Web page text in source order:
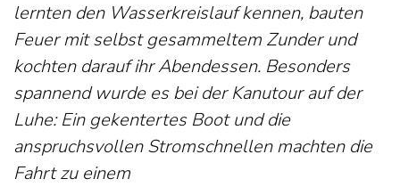
lernten den Wasserkreislauf kennen, bauten
Feuer mit selbst gesammeltem Zunder und
kochten darauf ihr Abendessen. Besonders
spannend wurde es bei der Kanutour auf der
Luhe: Ein gekentertes Boot und die
anspruchsvollen Stromschnellen machten die
Fahrt zu einem